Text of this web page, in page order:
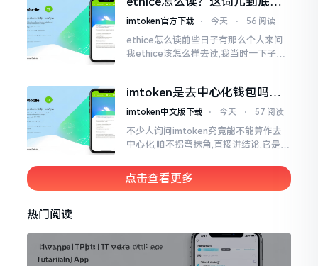
于网络连接状态
啥，别搞错了
imtoken官方下载 ⋅ 今天 ⋅ 56 阅读
ethice怎么读前些日子有那么个人来问
我ethice该怎么样去读,我当时一下子就
呢拼写方面却少了一个字母
imtoken是去中心化钱包吗？
看完这篇不踩坑
imtoken中文版下载 ⋅ 今天 ⋅ 57 阅读
不少人询问imtoken究竟能不能算作去
中心化,咱不拐弯抹角,直接讲结论:它是一
由你自己掌握在手中,这点确凿无误
点击查看更多
热门阅读